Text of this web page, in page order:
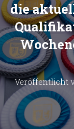
die
Veröffentlicht